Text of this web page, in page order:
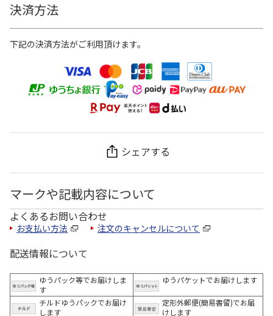
決済方法
下記の決済方法がご利用頂けます。
シェアする
マークや記載内容について
よくあるお問い合わせ
お支払い方法 注文のキャンセルについて
配送情報について
ゆうパック等でお届けしま
す
ゆうパケットでお届けします
チルドゆうパックでお届け
します
定形外郵便(簡易書留)でお届
けします